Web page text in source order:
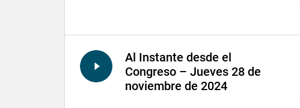
Al Instante desde el
Congreso – Jueves 28 de
noviembre de 2024